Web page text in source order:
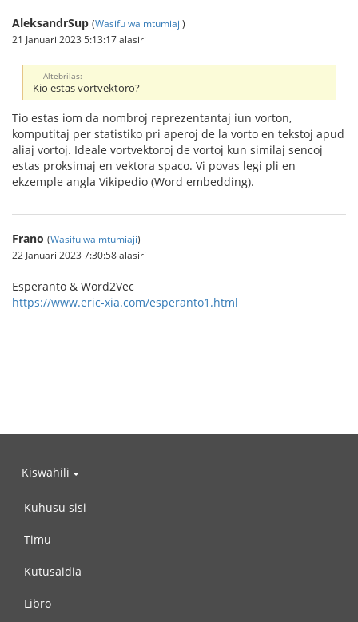
AleksandrSup (Wasifu wa mtumiaji)
21 Januari 2023 5:13:17 alasiri
Altebrilas:
Kio estas vortvektoro?
Tio estas iom da nombroj reprezentantaj iun vorton,
komputitaj per statistiko pri aperoj de la vorto en tekstoj apud
aliaj vortoj. Ideale vortvektoroj de vortoj kun similaj sencoj
estas proksimaj en vektora spaco. Vi povas legi pli en
ekzemple angla Vikipedio (Word embedding).
Frano (Wasifu wa mtumiaji)
22 Januari 2023 7:30:58 alasiri
Esperanto & Word2Vec
https://www.eric-xia.com/esperanto1.html
Kiswahili
Kuhusu sisi
Timu
Kutusaidia
Libro